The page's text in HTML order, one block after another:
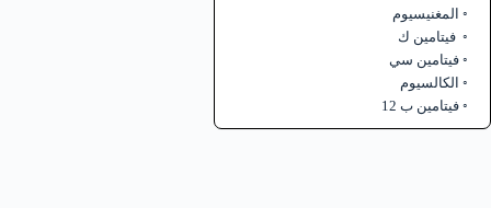
المغنيسيوم
فيتامين ك
فيتامين سي
الكالسيوم
فيتامين ب 12